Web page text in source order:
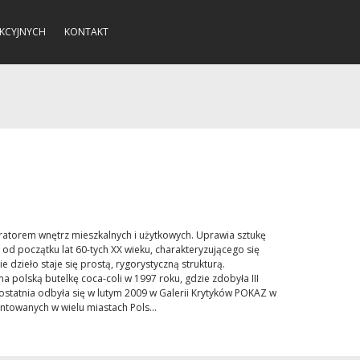
KONTAKT
wnętrz mieszkalnych i użytkowych. Uprawia sztukę
początku lat 60-tych XX wieku, charakteryzującego się
dzieło staje się prostą, rygorystyczną strukturą.
polską butelkę coca-coli w 1997 roku, gdzie zdobyła III
odbyła się w lutym 2009 w Galerii Krytyków POKAZ w
w wielu miastach Pols...